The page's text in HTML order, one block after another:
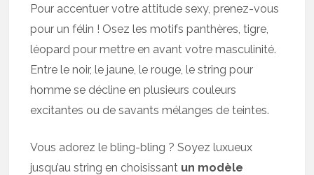
Pour accentuer votre attitude sexy, prenez-vous
pour un félin ! Osez les motifs panthères, tigre,
léopard pour mettre en avant votre masculinité.
Entre le noir, le jaune, le rouge, le string pour
homme se décline en plusieurs couleurs
excitantes ou de savants mélanges de teintes.
Vous adorez le bling-bling ? Soyez luxueux
jusqu’au string en choisissant un modèle